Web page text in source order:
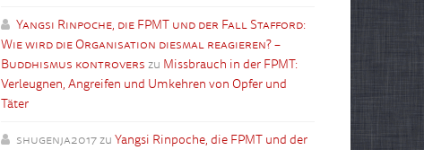
Yangsi Rinpoche, die FPMT und der Fall Stafford:
Wie wird die Organisation diesmal reagieren? –
Buddhismus kontrovers zu Missbrauch in der FPMT:
Verleugnen, Angreifen und Umkehren von Opfer und
Täter
shugenja2017zu Yangsi Rinpoche, die FPMT und der